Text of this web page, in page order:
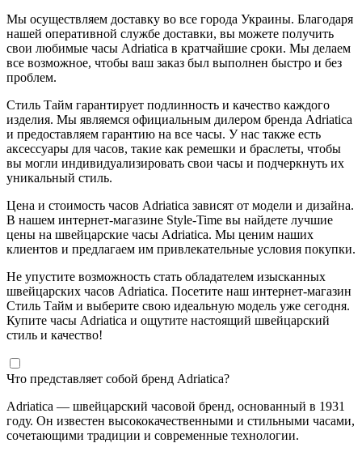
Мы осуществляем доставку во все города Украины. Благодаря
нашей оперативной службе доставки, вы можете получить
свои любимые часы Adriatica в кратчайшие сроки. Мы делаем
все возможное, чтобы ваш заказ был выполнен быстро и без
проблем.
Стиль Тайм гарантирует подлинность и качество каждого
изделия. Мы являемся официальным дилером бренда Adriatica
и предоставляем гарантию на все часы. У нас также есть
аксессуары для часов, такие как ремешки и браслеты, чтобы
вы могли индивидуализировать свои часы и подчеркнуть их
уникальный стиль.
Цена и стоимость часов Adriatica зависят от модели и дизайна.
В нашем интернет-магазине Style-Time вы найдете лучшие
цены на швейцарские часы Adriatica. Мы ценим наших
клиентов и предлагаем им привлекательные условия покупки.
Не упустите возможность стать обладателем изысканных
швейцарских часов Adriatica. Посетите наш интернет-магазин
Стиль Тайм и выберите свою идеальную модель уже сегодня.
Купите часы Adriatica и ощутите настоящий швейцарский
стиль и качество!
Что представляет собой бренд Adriatica?
Adriatica — швейцарский часовой бренд, основанный в 1931
году. Он известен высококачественными и стильными часами,
сочетающими традиции и современные технологии.